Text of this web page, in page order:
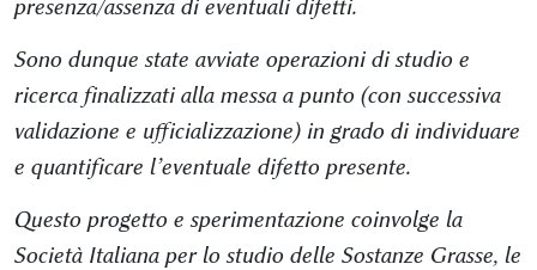
presenza/assenza di eventuali difetti.
Sono dunque state avviate operazioni di studio e
ricerca finalizzati alla messa a punto (con successiva
validazione e ufficializzazione) in grado di individuare
e quantificare l’eventuale difetto presente.
Questo progetto e sperimentazione coinvolge la
Società Italiana per lo studio delle Sostanze Grasse, le